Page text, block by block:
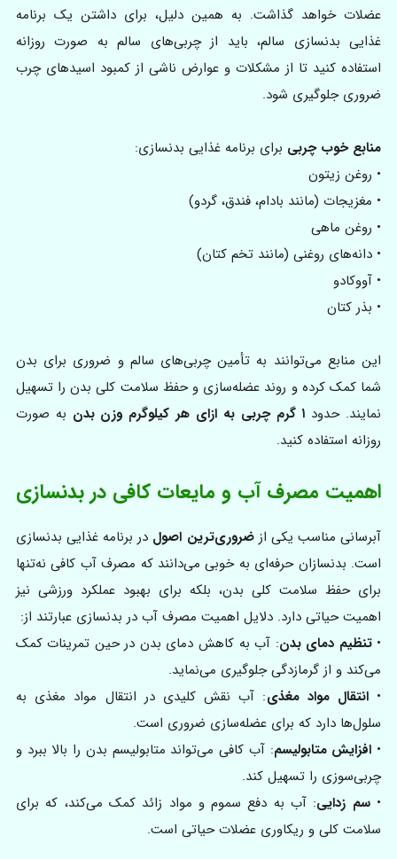
عضلات خواهد گذاشت. به همین دلیل، برای داشتن یک برنامه
غذایی بدنسازی سالم، باید از چربی‌های سالم به صورت روزانه
استفاده کنید تا از مشکلات و عوارض ناشی از کمبود اسیدهای چرب
ضروری جلوگیری شود.
منابع خوب چربی برای برنامه غذایی بدنسازی:
• روغن زیتون
• مغزیجات (مانند بادام، فندق، گردو)
• روغن ماهی
• دانه‌های روغنی (مانند تخم کتان)
• آووکادو
• بذر کتان
این منابع می‌توانند به تأمین چربی‌های سالم و ضروری برای بدن
شما کمک کرده و روند عضله‌سازی و حفظ سلامت کلی بدن را تسهیل
نمایند. حدود ۱ گرم چربی به ازای هر کیلوگرم وزن بدن
به صورت
روزانه استفاده کنید.
اهمیت مصرف آب و مایعات کافی در بدنسازی
آبرسانی مناسب یکی ازضروری‌ترین اصول در برنامه غذایی بدنسازی
است. بدنسازان حرفه‌ای به خوبی می‌دانند که مصرف آب کافی نه‌تنها
برای حفظ سلامت کلی بدن، بلکه برای بهبود عملکرد ورزشی نیز
اهمیت حیاتی دارد. دلایل اهمیت مصرف آب در بدنسازی عبارتند از:
•تنظیم دمای بدن: آب به کاهش دمای بدن در حین تمرینات کمک
می‌کند و از گرمازدگی جلوگیری می‌نماید.
•انتقال مواد مغذی: آب نقش کلیدی در انتقال مواد مغذی به
سلول‌ها دارد که برای عضله‌سازی ضروری است.
• افزایش متابولیسم: آب کافی می‌تواند متابولیسم بدن را بالا ببرد و
چربی‌سوزی را تسهیل کند.
•سم‌ زدایی: آب به دفع سموم و مواد زائد کمک می‌کند، که برای
سلامت کلی و ریکاوری عضلات حیاتی است.